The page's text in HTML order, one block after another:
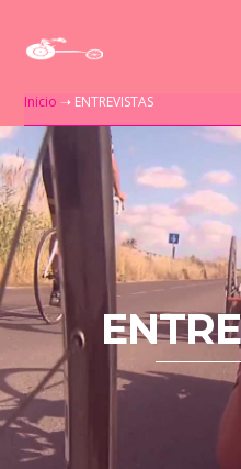
Inicio ➝ ENTREVISTAS